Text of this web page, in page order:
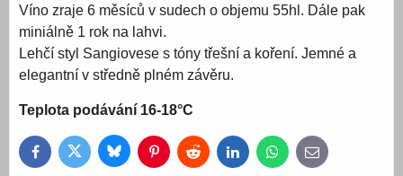
Víno zraje 6 měsíců v sudech o objemu 55hl. Dále pak
miniálně 1 rok na lahvi.
Lehčí styl Sangiovese s tóny třešní a koření. Jemné a
elegantní v středně plném závěru.
Teplota podávání 16-18°C
FacebookTwitter BlueskyPinterestReddit LinkedInWhatsApp
E-
mail